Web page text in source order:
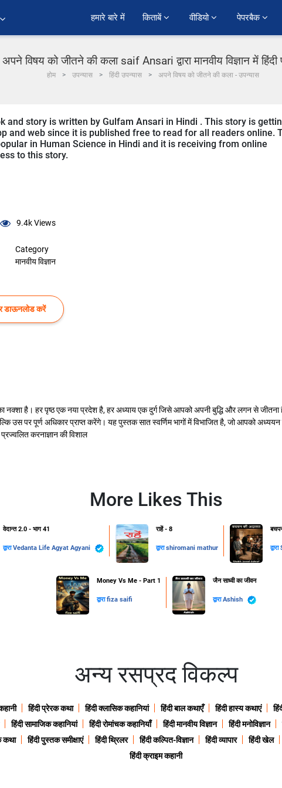
हमारे बारे में किताबें वीडियो पेपरबैक
अपने विषय को जीतने की कला saif Ansari द्वारा मानवीय विज्ञान में हिंदी
होम उपन्यास हिंदी उपन्यास अपने विषय को जीतने की कला - उपन्यास
and story is written by Gulfam Ansari in Hindi . This story is
and web since it is published free to read for all readers online.
in Human Science in Hindi and it is receiving from online
to this story.
9.4kViews
Category
मानवीय विज्ञान
डाऊनलोड करें
नक्शा है। हर पृष्ठ एक नया प्रदेश है, हर अध्याय एक दुर्ग जिसे आपको अपनी बुद्धि और लगन से जीतना
पर पूर्ण अधिकार प्राप्त करेंगे। यह पुस्तक सात स्वर्णिम भागों में विभाजित है, जो आपको
करनाज्ञान की विशाल
More Likes This
वेदान्त 2.0 - भाग 41
द्वारा Vedanta Life Agyat Agyani
राहें - 8
द्वाराshiromani mathur द्वारा
Money Vs Me - Part 1
द्वाराfiza saifi
जैन साध्वी का जीवन
द्वाराAshish
अन्य रसप्रद विकल्प
हिंदी प्रेरक कथा हिंदी क्लासिक कहानियां हिंदी बाल कथाएँ हिंदी हास्य कथाएं
हिंदी सामाजिक कहानियां हिंदी रोमांचक कहानियाँ हिंदी मानवीय विज्ञान हिंदी मनोविज्ञान
कथा हिंदी पुस्तक समीक्षाएं हिंदी थ्रिलर हिंदी कल्पित-विज्ञान हिंदी व्यापार हिंदी खेल
हिंदी क्राइम कहानी